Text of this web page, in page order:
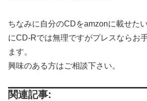
ちなみに自分のCDをamzonに載せた
にCD-Rでは無理ですがプレスならお
ます。
興味のある方はご相談下さい。
関連記事: